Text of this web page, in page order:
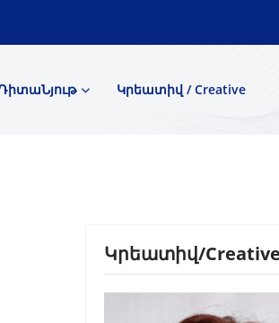
Կրեատիվ / Creative
Կրեատիվ/Creative